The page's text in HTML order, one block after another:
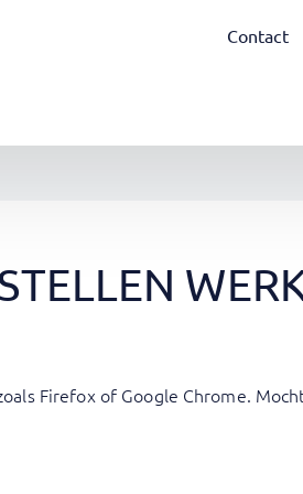
Contact
Firefox of Google Chrome.